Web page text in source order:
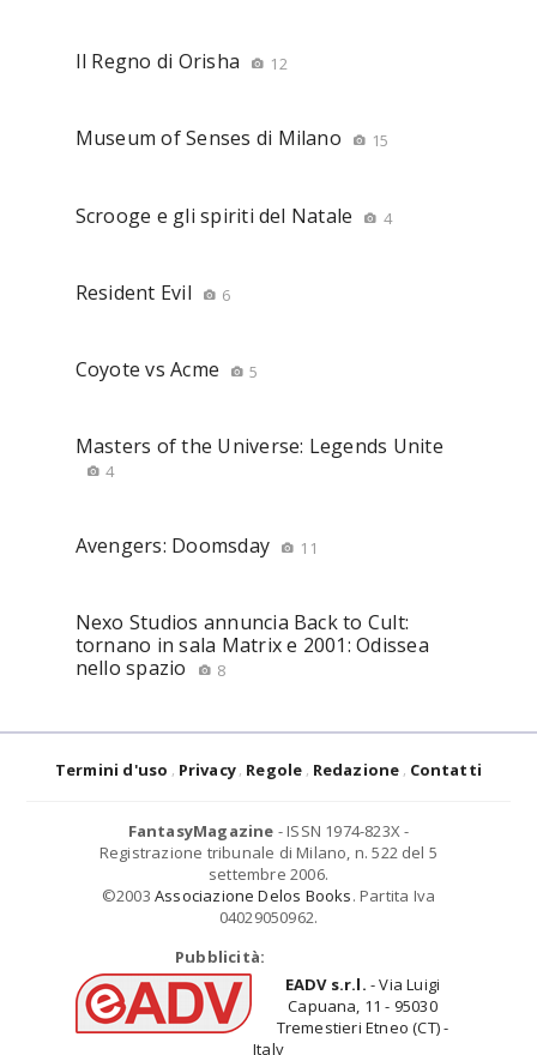
Il Regno di Orisha 12
Museum of Senses di Milano 15
Scrooge e gli spiriti del Natale 4
Resident Evil 6
Coyote vs Acme 5
Masters of the Universe: Legends Unite
4
Avengers: Doomsday 11
Nexo Studios annuncia Back to Cult:
tornano in sala Matrix e 2001: Odissea
nello spazio
8
Termini d'uso Privacy Regole Redazione Contatti
FantasyMagazine - ISSN 1974-823X -
Registrazione tribunale di Milano, n. 522 del 5
settembre 2006.
©2003 Associazione Delos Books. Partita Iva
04029050962.
Pubblicità:
EADV s.r.l. - Via Luigi
Capuana, 11 - 95030
Tremestieri Etneo (CT) -
Italy